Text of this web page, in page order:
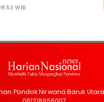
WIB
Pondok Nirwana Baruk